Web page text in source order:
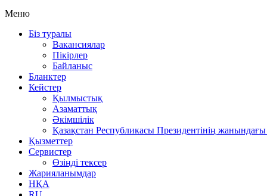
Меню
Біз туралы
Вакансиялар
Пікірлер
Байланыс
Бланктер
Кейстер
Қылмыстық
Азаматтық
Әкімшілік
Қазақстан Республикасы Президентінің
Қызметтер
Сервистер
Өзіңді тексер
Жарияланымдар
НҚА